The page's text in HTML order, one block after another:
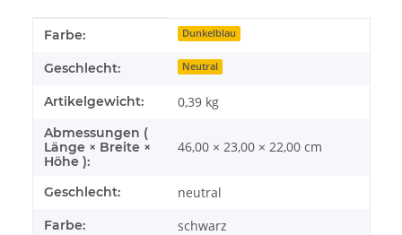
Produkteigenschaft
Wert
Farbe: Dunkelblau
Geschlecht: Neutral
Artikelgewicht: 0,39 kg
Abmessungen (
Länge × Breite ×
Höhe ):
46,00 × 23,00 × 22,00 cm
Geschlecht: neutral
Farbe: schwarz